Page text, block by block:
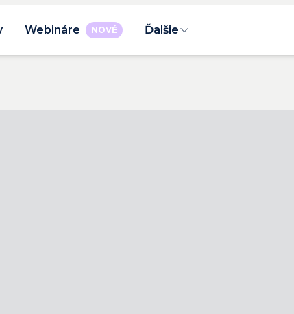
Webináre NOVÉ Ďalšie